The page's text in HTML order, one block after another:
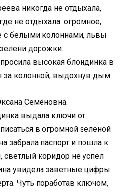
никогда не отдыхала,
не отдыхала: огромное,
с белыми колоннами, львы
дорожки.
высокая блондинка в
за колонной, выдохнув дым.
Семёновна.
выдала ключи от
в огромной зелёной
забрала паспорт и пошла к
коридор не успел
увидела заветные цифры
Чуть поработав ключом,